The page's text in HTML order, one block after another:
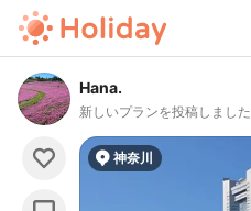
Hana.
新しいプランを投稿しました
神奈川